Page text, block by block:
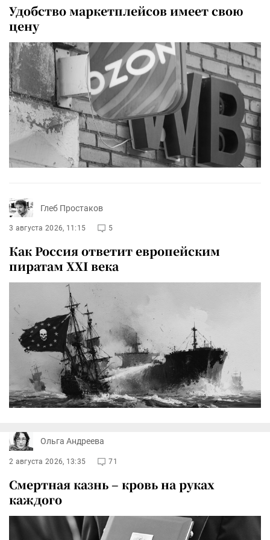
Удобство маркетплейсов имеет свою
цену
Глеб Простаков
3 августа 2026, 11:15 5
Как Россия ответит европейским
пиратам XXI века
Ольга Андреева
2 августа 2026, 13:35 71
Смертная казнь – кровь на руках
каждого